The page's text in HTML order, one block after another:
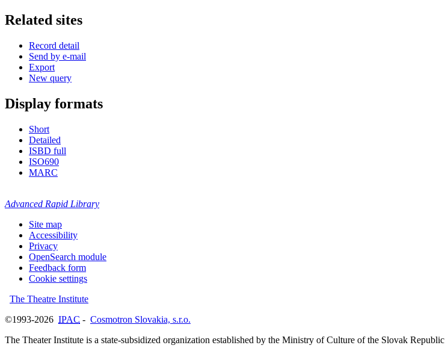
Related sites
Record detail
Send by e-mail
Export
New query
Display formats
Short
Detailed
ISBD full
ISO690
MARC
Advanced Rapid Library
Site map
Accessibility
Privacy
OpenSearch module
Feedback form
Cookie settings
The Theatre Institute
©1993-2026 IPAC - Cosmotron Slovakia, s.r.o.
The Theater Institute is a state-subsidized organization established by the Ministry of Culture of the Slovak Republic